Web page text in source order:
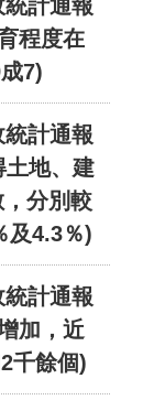
計通報
程度在
7)
計通報
土地、建
分別較
及4.3％)
計通報
加，近
千餘個)